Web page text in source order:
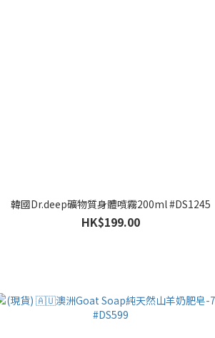
韓國Dr.deep礦物質身體噴霧200ml #DS1245
HK$199.00